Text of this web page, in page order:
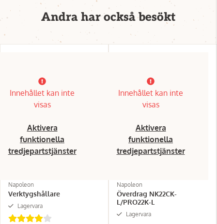
Andra har också besökt
Innehållet kan inte
visas
Aktivera
funktionella
tredjepartstjänster
Napoleon
Verktygshållare
Lagervara
Innehållet kan inte
visas
Aktivera
funktionella
tredjepartstjänster
Napoleon
Överdrag NK22CK-
L/PRO22K-L
Lagervara